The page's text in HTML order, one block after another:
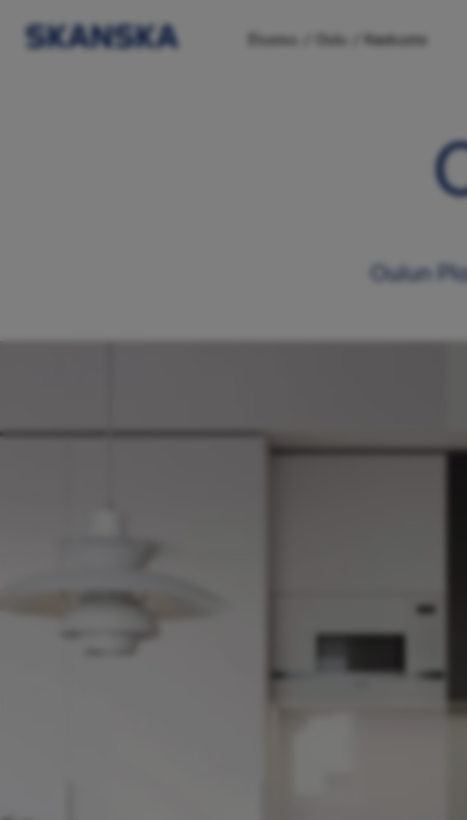
Etusivu Oulu Keskusta
Oulun